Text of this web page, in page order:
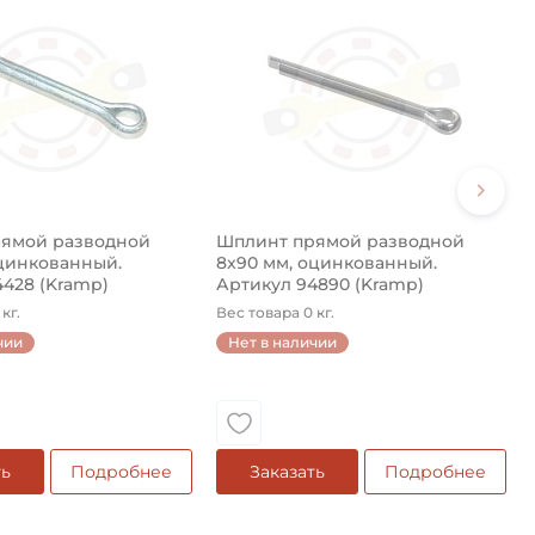
разводной
(Kramp)
Подробнее
Шплинт прямой разводной
8x90 мм, оцинкованный.
Артикул 94890 (Kramp)
Вес товара 0 кг.
Нет в наличии
Заказать Подробнее